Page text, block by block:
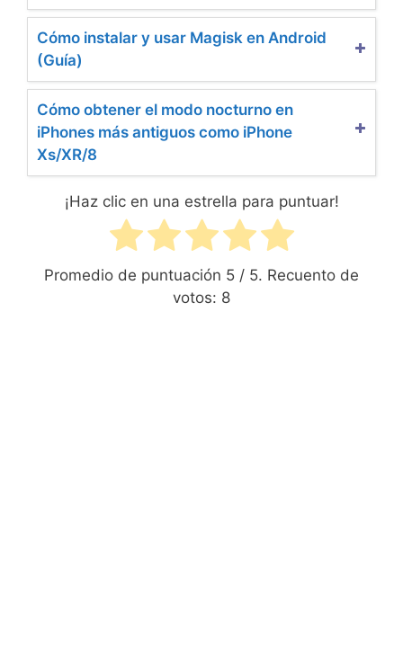
Cómo instalar y usar Magisk en Android
(Guía)
Cómo obtener el modo nocturno en
iPhones más antiguos como iPhone
Xs/XR/8
¡Haz clic en una estrella para puntuar!
Promedio de puntuación 5 / 5. Recuento de
votos: 8